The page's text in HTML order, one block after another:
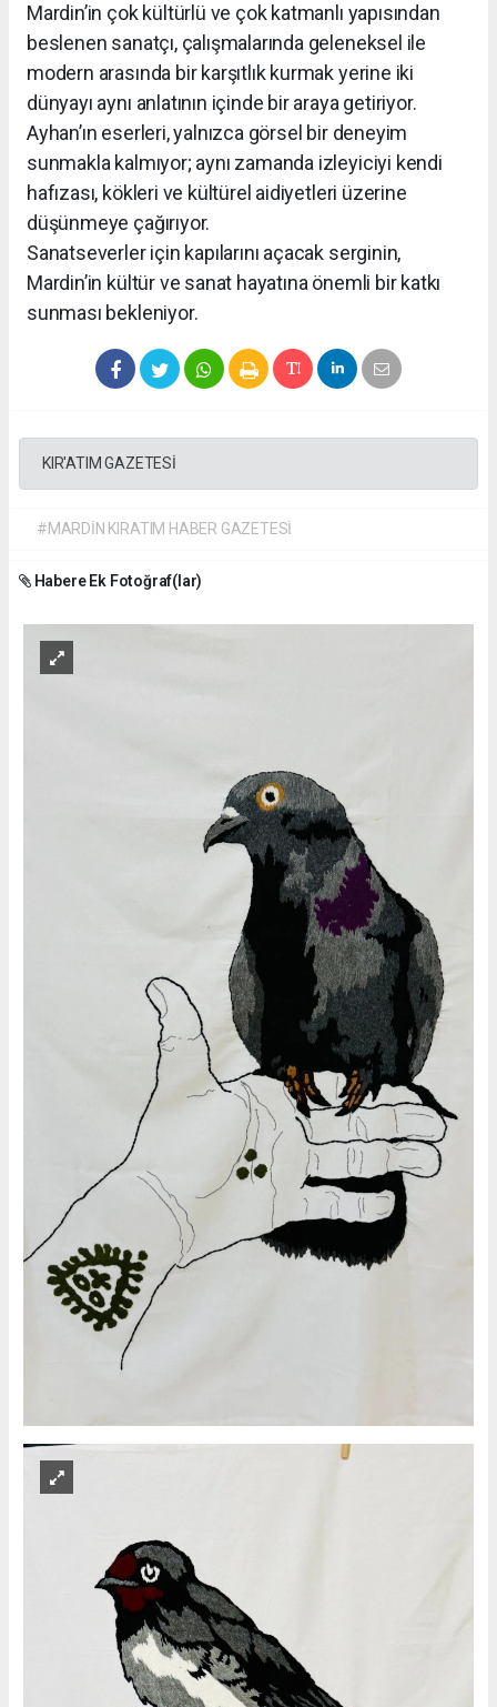
Mardin’in çok kültürlü ve çok katmanlı yapısından
beslenen sanatçı, çalışmalarında geleneksel ile
modern arasında bir karşıtlık kurmak yerine iki
dünyayı aynı anlatının içinde bir araya getiriyor.
Ayhan’ın eserleri, yalnızca görsel bir deneyim
sunmakla kalmıyor; aynı zamanda izleyiciyi kendi
hafızası, kökleri ve kültürel aidiyetleri üzerine
düşünmeye çağırıyor.
Sanatseverler için kapılarını açacak serginin,
Mardin’in kültür ve sanat hayatına önemli bir katkı
sunması bekleniyor.
KIR'ATIM GAZETESİ
#MARDİN KIRATIM HABER GAZETESİ
Habere Ek Fotoğraf(lar)